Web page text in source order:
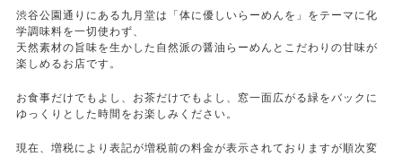
渋谷公園通りにある九月堂は「体に優しいらーめんを」をテーマに化
学調味料を一切使わず、
天然素材の旨味を生かした自然派の醤油らーめんとこだわりの甘味が
楽しめるお店です。
お食事だけでもよし、お茶だけでもよし、窓一面広がる緑をバックに
ゆっくりとした時間をお楽しみください。
現在、増税により表記が増税前の料金が表示されておりますが順次変